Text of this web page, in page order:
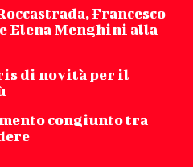
Francesco
Elena Menghini alla
di novità per il
congiunto tra